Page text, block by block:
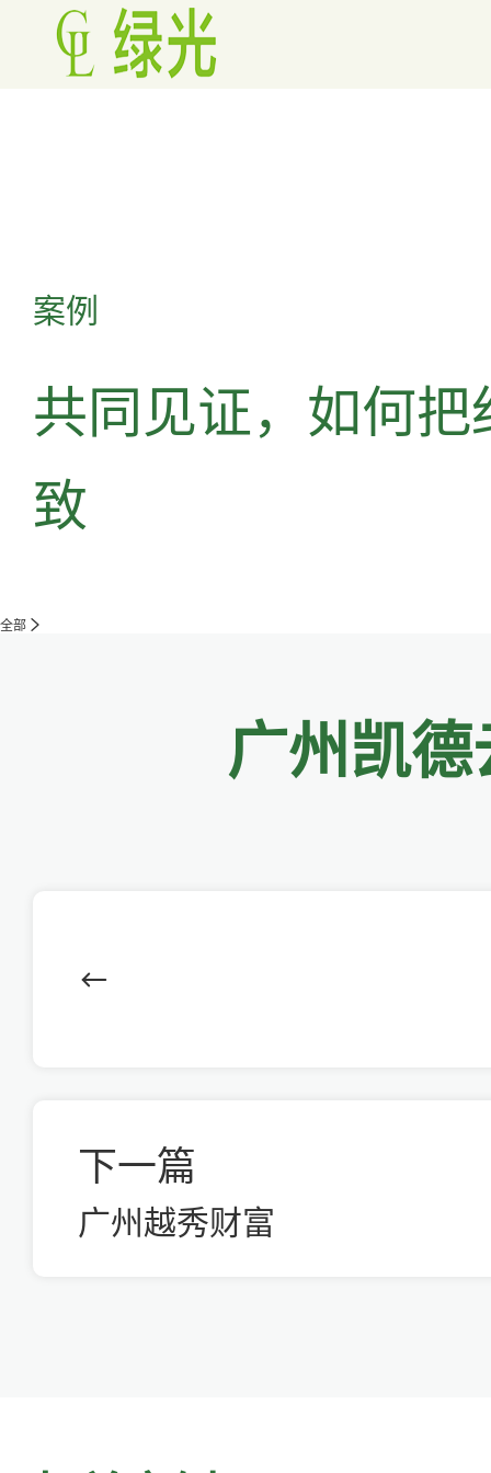
案例
共同见证，如何把
致
全部
广州凯德
下一篇
广州越秀财富